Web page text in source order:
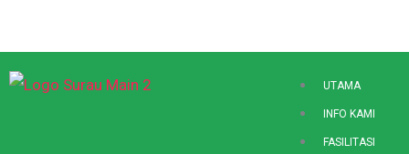
content
UTAMA
INFO KAMI
FASILITASI